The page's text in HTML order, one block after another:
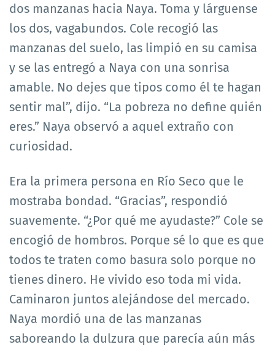
dos manzanas hacia Naya. Toma y lárguense
los dos, vagabundos. Cole recogió las
manzanas del suelo, las limpió en su camisa
y se las entregó a Naya con una sonrisa
amable. No dejes que tipos como él te hagan
sentir mal”, dijo. “La pobreza no define quién
eres.” Naya observó a aquel extraño con
curiosidad.
Era la primera persona en Río Seco que le
mostraba bondad. “Gracias”, respondió
suavemente. “¿Por qué me ayudaste?” Cole se
encogió de hombros. Porque sé lo que es que
todos te traten como basura solo porque no
tienes dinero. He vivido eso toda mi vida.
Caminaron juntos alejándose del mercado.
Naya mordió una de las manzanas
saboreando la dulzura que parecía aún más